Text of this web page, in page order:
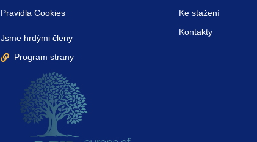
Pravidla Cookies
Jsme hrdými členy
Program strany
Ke stažení
Kontakty